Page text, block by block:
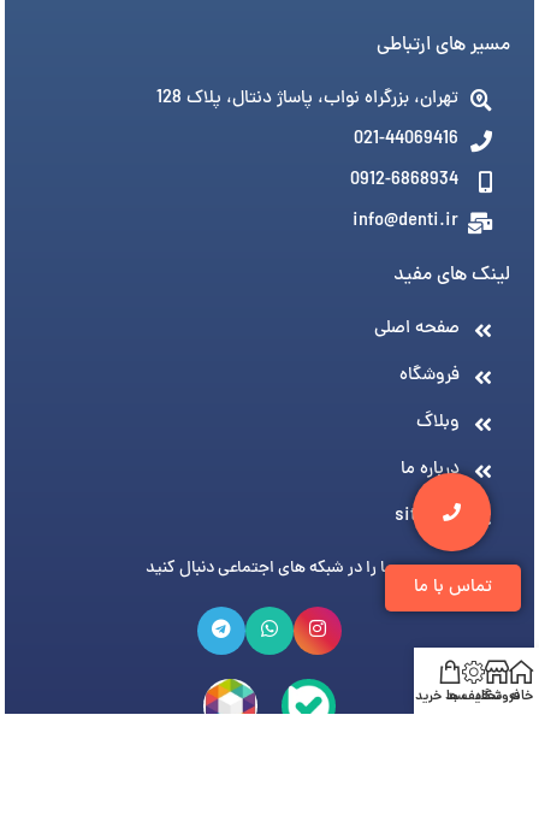
تماس با ما
مسیر های ارتباطی
تهران، بزرگراه نواب، پاساژ دنتال، پلاک 128
021-44069416
0912-6868934
info@denti.ir
لینک های مفید
صفحه اصلی
فروشگاه
وبلاگ
درباره ما
sitemap
ما را در شبکه های اجتماعی دنبال کنید
خانهفروشگاه
تخفیف هاسبد خرید